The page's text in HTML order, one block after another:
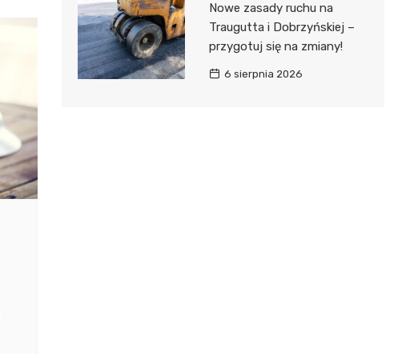
Nowe zasady ruchu na
Traugutta i Dobrzyńskiej –
przygotuj się na zmiany!
6 sierpnia 2026